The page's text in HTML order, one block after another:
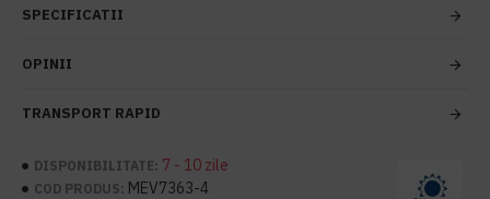
SPECIFICATII
OPINII
TRANSPORT RAPID
DISPONIBILITATE: 7 - 10 zile
COD PRODUS: MEV7363-4